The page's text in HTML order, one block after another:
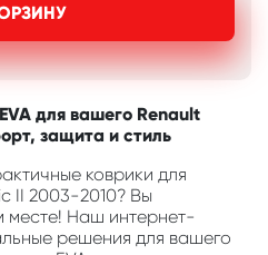
для вашего Renault
защита и стиль
коврики для
II 2003-2010? Вы
месте! Наш интернет-
решения для вашего